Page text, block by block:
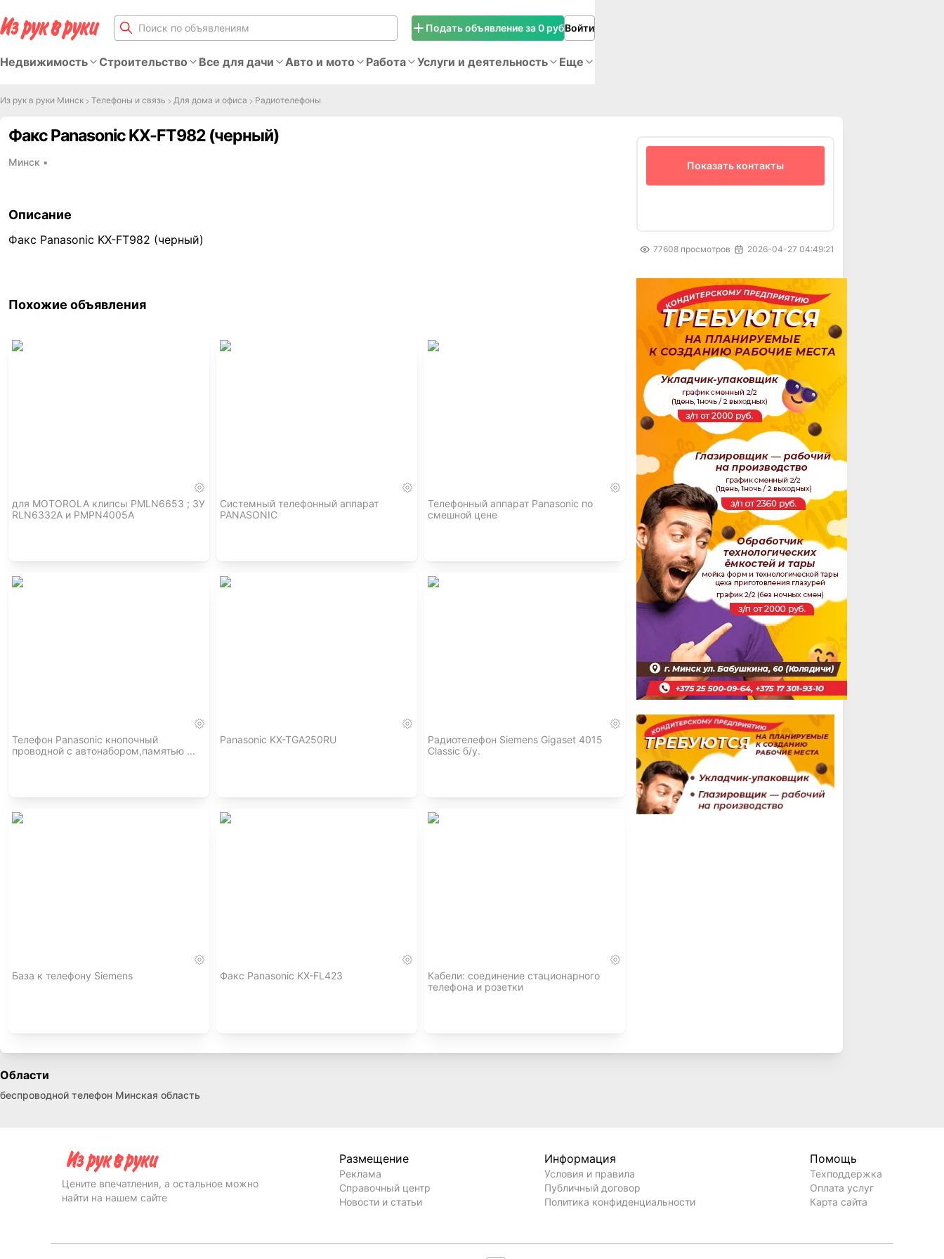
Подать объявление за 0 рубВойти
Недвижимость Строительство Все для дачи Авто и мото Работа Услуги и деятельность Еще
Из рук в руки Минск Телефоны и связь Для дома и офиса Радиотелефоны
Факс Panasonic KX-FT982 (черный)
Минск ▪
Описание
Факс Panasonic KX-FT982 (черный)
Похожие объявления
для MOTOROLA клипсы PMLN6653 ; ЗУ
RLN6332A и PMPN4005A
Системный телефонный аппарат
PANASONIC
Телефонный аппарат Panasonic по
смешной цене
Телефон Panasonic кнопочный
проводной с автонабором,памятью ...
Panasonic KX-TGA250RU
Радиотелефон Siemens Gigaset 4015
Classic б/у.
База к телефону Siemens Факс Panasonic KX-FL423
Кабели: соединение стационарного
телефона и розетки
Показать контакты
77608 просмотров 2026-04-27 04:49:21
Области
беспроводной телефон Минская область
Цените впечатления, а остальное можно
найти на нашем сайте
Размещение
Реклама
Справочный центр
Новости и статьи
Информация
Условия и правила
Публичный договор
Политика конфиденциальности
Помощь
Техподдержка
Оплата услуг
Карта сайта